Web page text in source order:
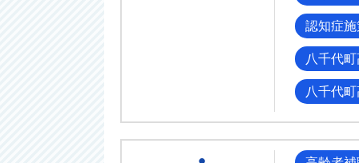
認知症施
八千代
八千代